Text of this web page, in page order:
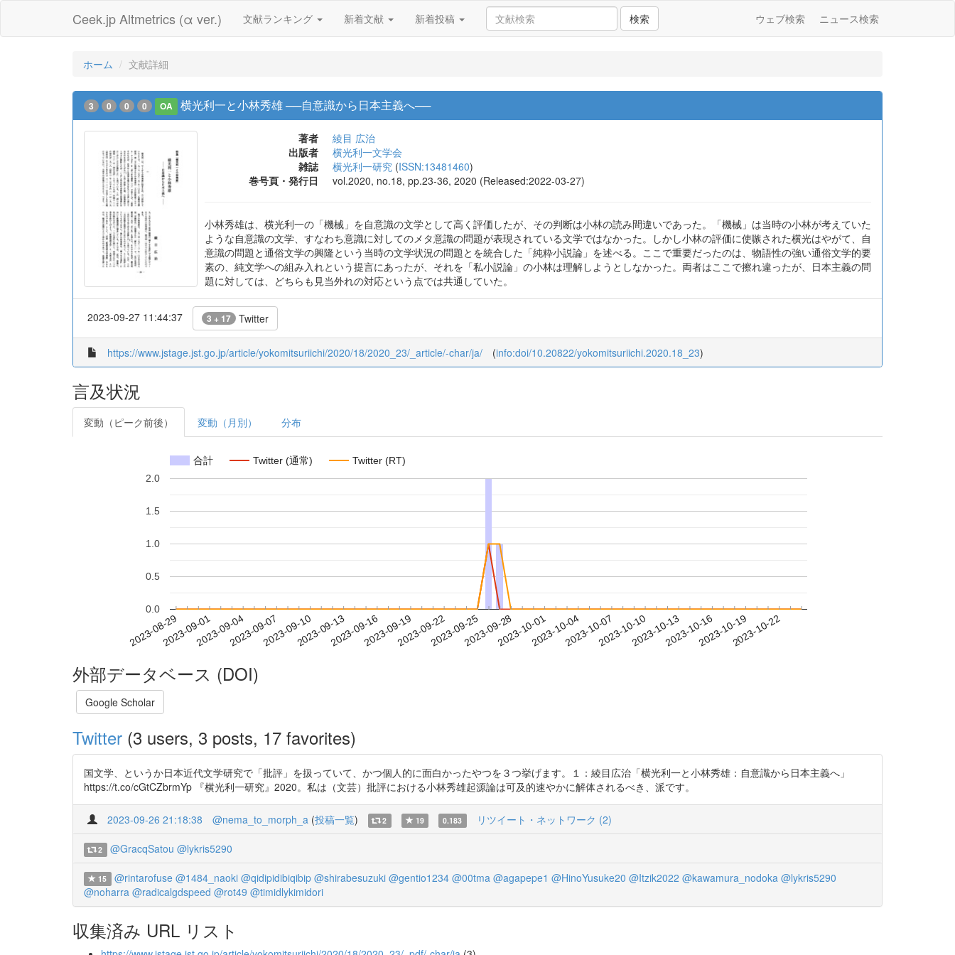
Ceek.jp Altmetrics (α ver.) 文献ランキング 新着文献 新着投稿 検索 ウェブ検索 ニュース検索
ホーム 文献詳細
3 0 0 0 OA 横光利一と小林秀雄 ──自意識から日本主義へ──
著者
綾目 広治
出版者
横光利一文学会
雑誌
横光利一研究 (ISSN:13481460)
巻号頁・発行日
vol.2020, no.18, pp.23-36, 2020 (Released:2022-03-27)
小林秀雄は、横光利一の「機械」を自意識の文学として高く評価したが、その判断は小林の読み間違いであった。「機械」は当時の小林が考えていた
ような自意識の文学、すなわち意識に対してのメタ意識の問題が表現されている文学ではなかった。しかし小林の評価に使嗾された横光はやがて、自
意識の問題と通俗文学の興隆という当時の文学状況の問題とを統合した「純粋小説論」を述べる。ここで重要だったのは、物語性の強い通俗文学的要
素の、純文学への組み入れという提言にあったが、それを「私小説論」の小林は理解しようとしなかった。両者はここで擦れ違ったが、日本主義の問
題に対しては、どちらも見当外れの対応という点では共通していた。
2023-09-27 11:44:37 3 + 17 Twitter
https://www.jstage.jst.go.jp/article/yokomitsuriichi/2020/18/2020_23/_article/-char/ja/ (info:doi/10.20822/yokomitsuriichi.2020.18_23)
言及状況
変動（ピーク前後） 変動（月別） 分布
合計 Twitter (通常) Twitter (RT)
2023-08-292023-09-012023-09-042023-09-072023-09-102023-09-132023-09-162023-09-192023-09-222023-09-252023-09-282023-10-012023-10-042023-10-072023-10-102023-10-132023-10-162023-10-192023-10-22
0.0
0.5
1.0
1.5
2.0
外部データベース (DOI)
Google Scholar
Twitter (3 users, 3 posts, 17 favorites)
国文学、というか日本近代文学研究で「批評」を扱っていて、かつ個人的に面白かったやつを３つ挙げます。１：綾目広治「横光利一と小林秀雄：自意識から日本主義へ」
https://t.co/cGtCZbrmYp 『横光利一研究』2020。私は（文芸）批評における小林秀雄起源論は可及的速やかに解体されるべき、派です。
2023-09-26 21:18:38 @nema_to_morph_a (投稿一覧) 2 19 0.183 リツイート・ネットワーク (2)
2 @GracqSatou @lykris5290
15 @rintarofuse @1484_naoki @qidipidibiqibip @shirabesuzuki @gentio1234 @00tma @agapepe1 @HinoYusuke20 @Itzik2022 @kawamura_nodoka @lykris5290
@noharra @radicalgdspeed @rot49 @timidlykimidori
収集済み URL リスト